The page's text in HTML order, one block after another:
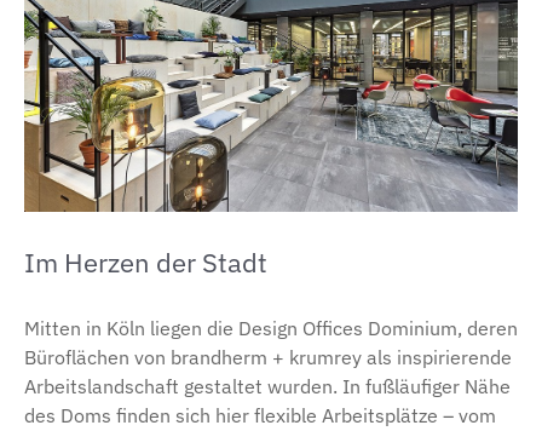
Im Herzen der Stadt
Mitten in Köln liegen die Design Offices Dominium, deren
Büroflächen von brandherm + krumrey als inspirierende
Arbeitslandschaft gestaltet wurden. In fußläufiger Nähe
des Doms finden sich hier flexible Arbeitsplätze – vom